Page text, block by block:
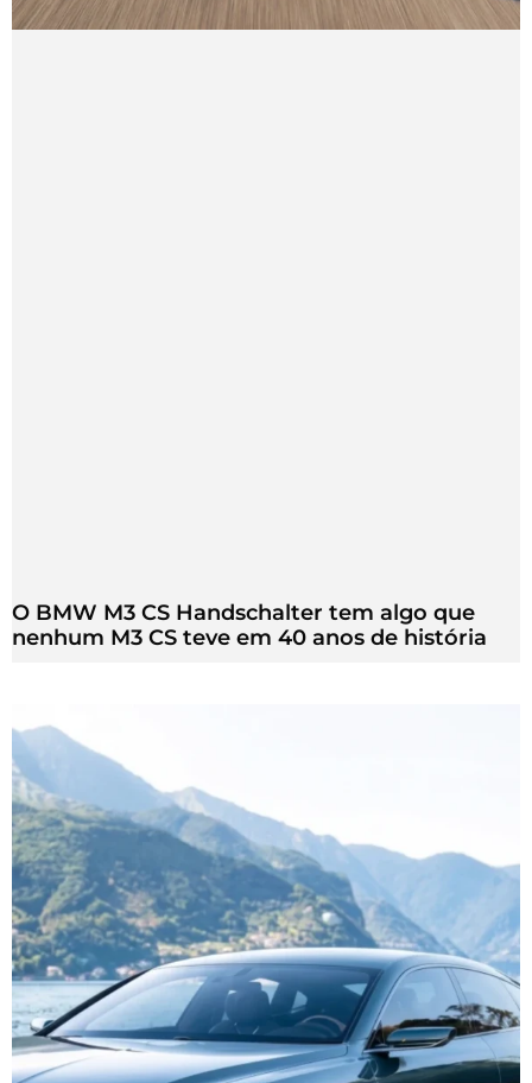
O BMW M3 CS Handschalter tem algo que
nenhum M3 CS teve em 40 anos de história